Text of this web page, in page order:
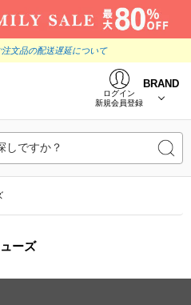
文品の配送遅延について
ログイン
新規会員登録
BRAND
しですか？
ーズ